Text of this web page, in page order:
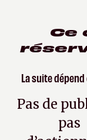
Ce
La suite
Pas de
pas